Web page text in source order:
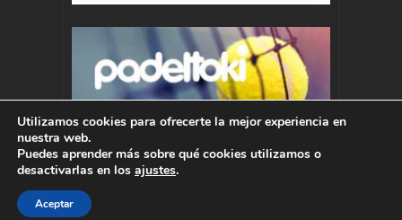
Autor : Pablo Momoitio - pablo@momoitio.com
Utilizamos cookies para ofrecerte la mejor experiencia en
nuestra web.
Puedes aprender más sobre qué cookies utilizamos o
desactivarlas en los ajustes.
Aceptar